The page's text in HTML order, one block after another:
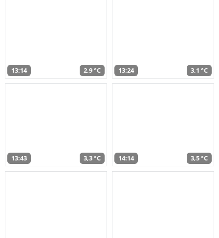
13:14 2,9 °C 13:24 3,1 °C
13:43 3,3 °C 14:14 3,5 °C